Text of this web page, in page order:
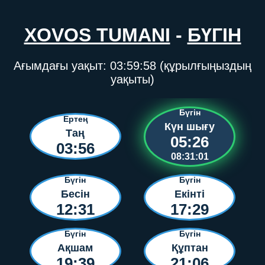
XOVOS TUMANI - БҮГІН
Ағымдағы уақыт: 03:59:58 (құрылғыңыздың
уақыты)
Ертең
Таң
03:56
Бүгін
Күн шығу
05:26
08:31:01
Бүгін
Бесін
12:31
Бүгін
Екінті
17:29
Бүгін
Ақшам
Бүгін
Құптан